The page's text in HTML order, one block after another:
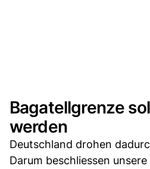
Bagatellgrenze
werden
Deutschland drohen
Darum beschliessen